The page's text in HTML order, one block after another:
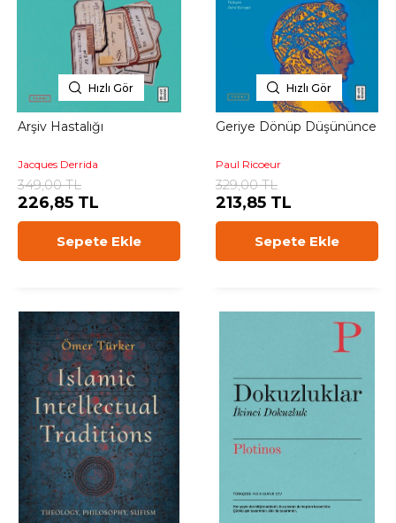
Hızlı Gör
Arşiv Hastalığı
Jacques Derrida
349,00 TL
226,85 TL
Sepete Ekle
Hızlı Gör
Geriye Dönüp Düşününce
Paul Ricoeur
329,00 TL
213,85 TL
Sepete Ekle